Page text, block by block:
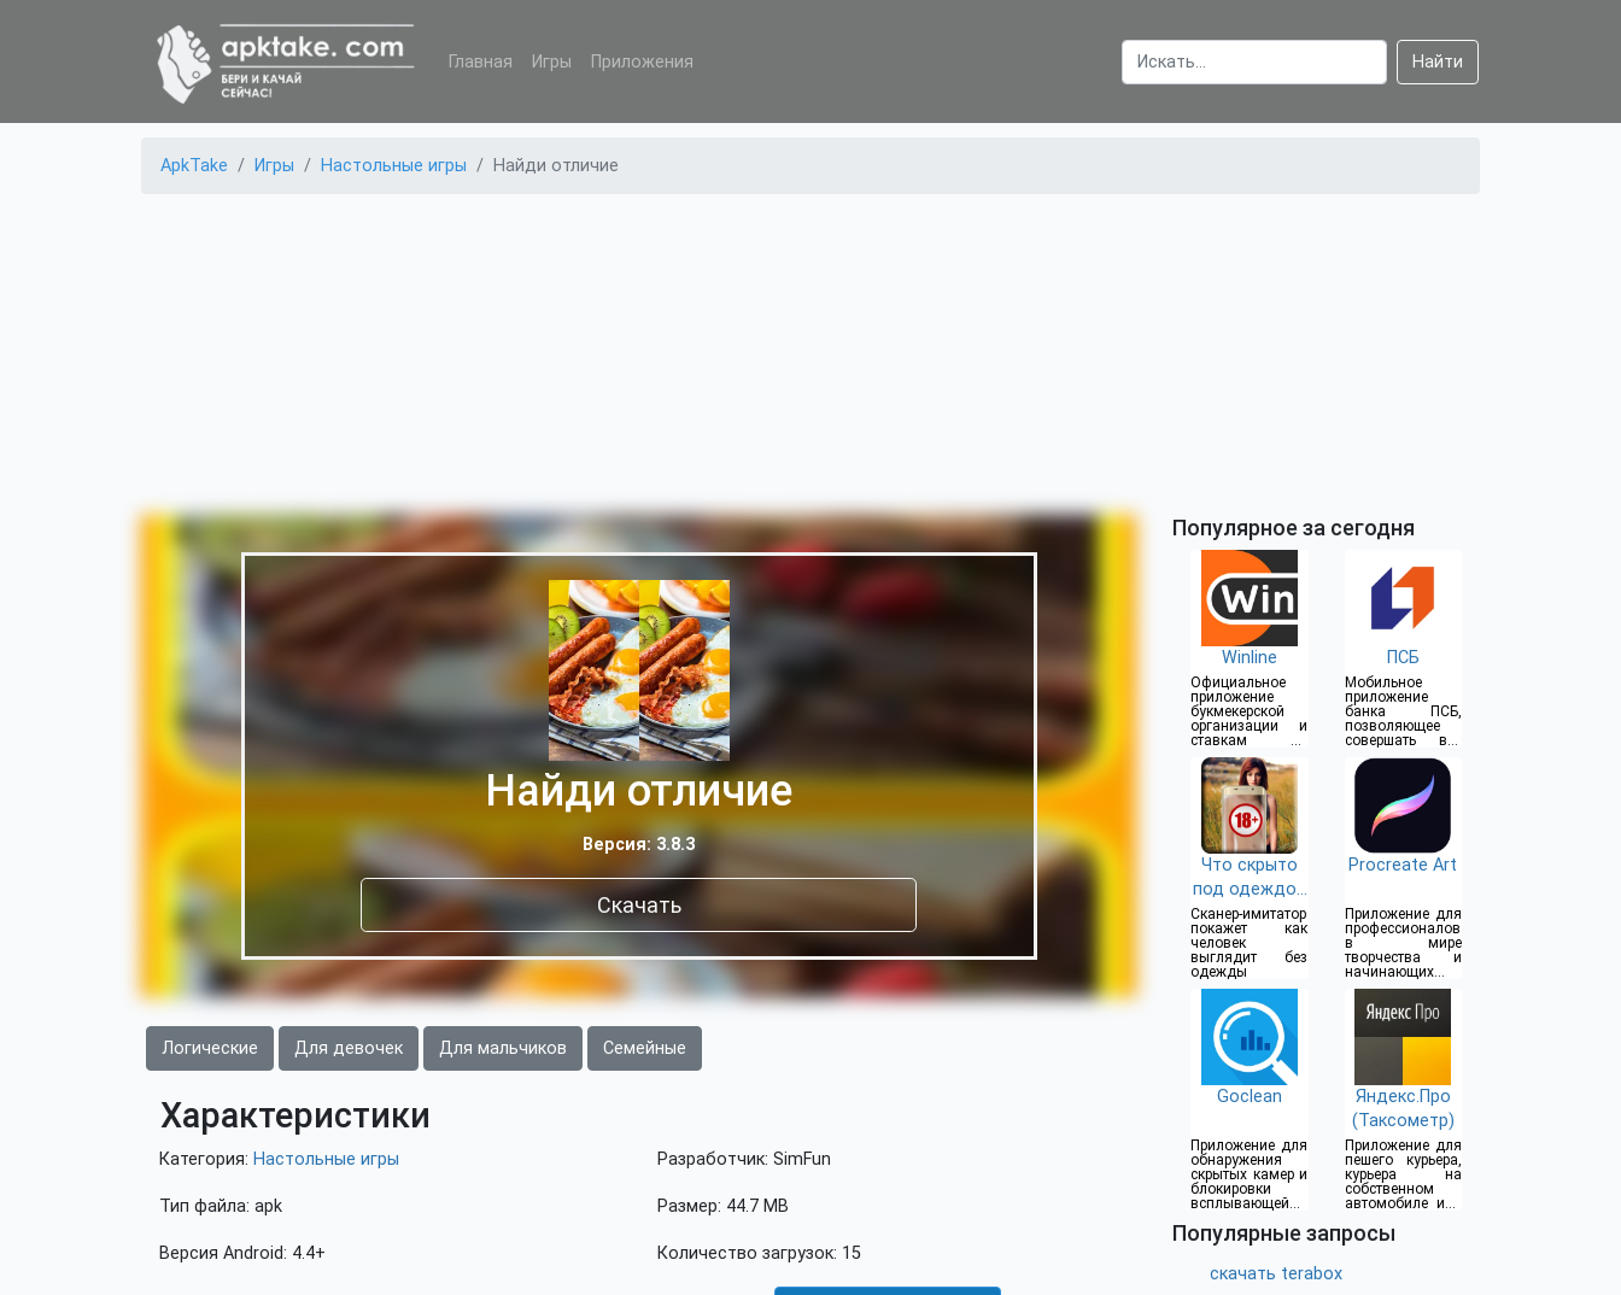
Главная Игры Приложения Найти
ApkTake Игры Настольные игры Найди отличие
Найди отличие
Версия: 3.8.3
Скачать
Логические Для девочек Для мальчиков Семейные
Характеристики
Категория: Настольные игры
Тип файла: apk
Версия Android: 4.4+
Разработчик: SimFun
Размер: 44.7 MB
Количество загрузок: 15
Популярное за сегодня
Winline
Официальное
приложение
букмекерской
организации и
ставкам на
спорт
ПСБ
Мобильное
приложение
банка ПСБ,
позволяющее
совершать все
операции прямо
из дома
Что скрыто
под одеждой
(18+)
Сканер-имитатор
покажет как
человек
выглядит без
одежды
Procreate Art
Приложение для
профессионалов
в мире
творчества и
начинающих
художников
Goclean
Приложение для
обнаружения
скрытых камер и
блокировки
всплывающей
Яндекс.Про
(Таксометр)
Приложение для
пешего курьера,
курьера на
собственном
автомобиле или
Популярные запросы
скачать terabox